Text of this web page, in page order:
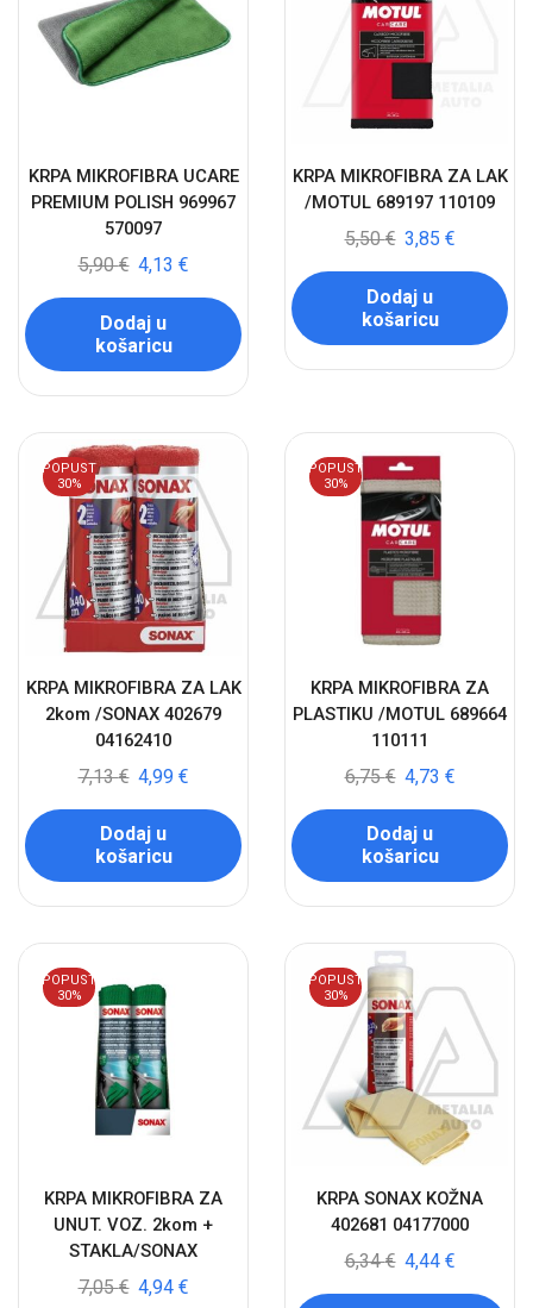
KRPA MIKROFIBRA UCARE
PREMIUM POLISH 969967
570097
5,90€ 4,13 €
Dodaj u
košaricu
KRPA MIKROFIBRA ZA LAK
/MOTUL 689197 110109
5,50€ 3,85 €
Dodaj u
košaricu
POPUST
30%
KRPA MIKROFIBRA ZA LAK
2kom /SONAX 402679
04162410
7,13€ 4,99 €
Dodaj u
košaricu
POPUST
30%
KRPA MIKROFIBRA ZA
PLASTIKU /MOTUL 689664
110111
6,75€ 4,73 €
Dodaj u
košaricu
POPUST
30%
KRPA MIKROFIBRA ZA
UNUT. VOZ. 2kom +
STAKLA/SONAX
7,05€ 4,94 €
POPUST
30%
KRPA SONAX KOŽNA
402681 04177000
6,34€ 4,44 €